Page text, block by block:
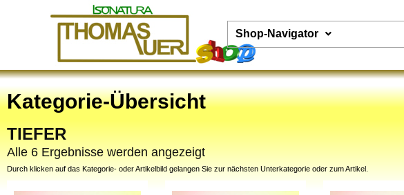
Shop-Navigator
Kategorie-Übersicht
TIEFER
Alle 6 Ergebnisse werden angezeigt
Durch klicken auf das Kategorie- oder Artikelbild gelangen Sie zur nächsten Unterkategorie oder zum Artikel.